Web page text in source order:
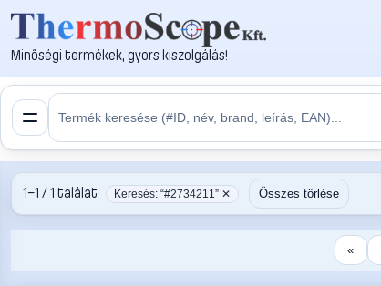
Minőségi termékek, gyors kiszolgálás!
1–1 / 1 találat Keresés: “#2734211” ✕ Összes törlése
«